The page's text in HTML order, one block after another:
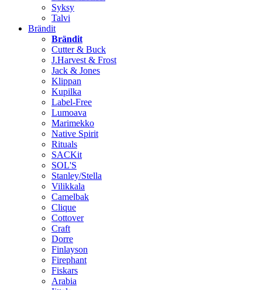
Syksy
Talvi
Brändit
Brändit
Cutter & Buck
J.Harvest & Frost
Jack & Jones
Klippan
Kupilka
Label-Free
Lumoava
Marimekko
Native Spirit
Rituals
SACKit
SOL'S
Stanley/Stella
Vilikkala
Camelbak
Clique
Cottover
Craft
Dorre
Finlayson
Firephant
Fiskars
Arabia